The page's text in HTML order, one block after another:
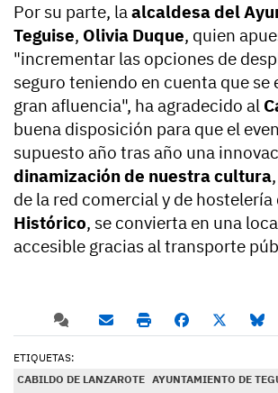
Por su parte, laalcaldesa del
Teguise, Olivia Duque, quien
"incrementar las opciones de
seguro teniendo en cuenta que se
gran afluencia", ha agradecido al
buena disposición para que el
supuesto año tras año una
dinamización de nuestra cultura
de la red comercial y de hostelería
Histórico, se convierta en una
accesible gracias al transporte
ETIQUETAS:
CABILDO DE LANZAROTE AYUNTAMIENTO DE